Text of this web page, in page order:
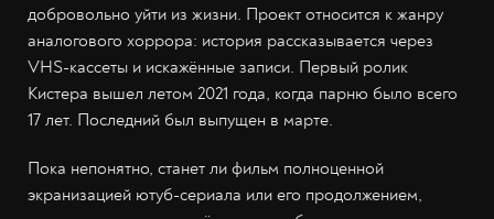
добровольно уйти из жизни. Проект относится к жанру
аналогового хоррора: история рассказывается через
VHS-кассеты и искажённые записи. Первый ролик
Кистера вышел летом 2021 года, когда парню было всего
17 лет. Последний был выпущен в марте.
Пока непонятно, станет ли фильм полноценной
экранизацией ютуб-сериала или его продолжением,